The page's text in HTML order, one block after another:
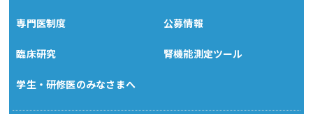
専門医制度 公募情報
臨床研究 腎機能測定ツール
学生・研修医のみなさまへ